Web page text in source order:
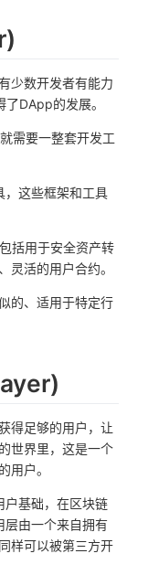
少数开发者有能力
DApp的发展。
需要一整套开发工
这些框架和工具
括用于安全资产转
灵活的用户合约。
的、适用于特定行
得足够的用户，让
世界里，这是一个
用户。
基础，在区块链
由一个来自拥有
样可以被第三方开